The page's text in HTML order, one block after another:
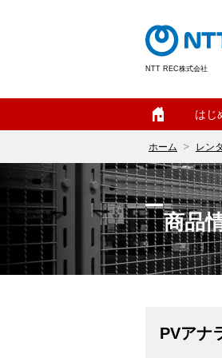
NTT REC株式会社
はじ
ホーム レン
商品
PVアナ